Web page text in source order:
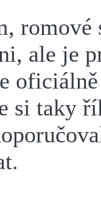
romové
ale je
si taky